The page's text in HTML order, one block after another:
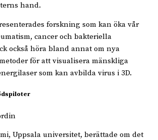
hand.
forskning som kan öka vår
cancer och bakteriella
också höra bland annat om nya
för att visualisera mänskliga
som kan avbilda virus i 3D.
Uppsala universitet, berättade om det